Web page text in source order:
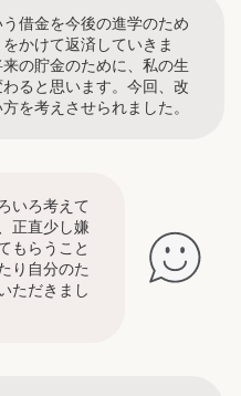
借金を今後の進学のため
かけて返済していきま
の貯金のために、私の生
ると思います。今回、改
を考えさせられました。
いろ考えて
正直少し嫌
もらうこと
り自分のた
ただきまし